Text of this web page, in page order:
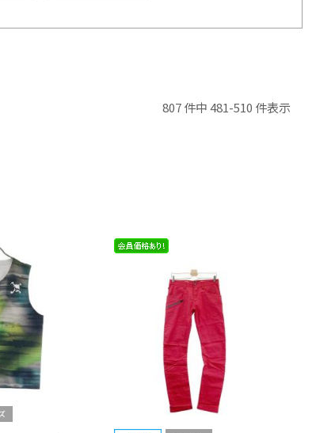
807 件中 481-510 件表示